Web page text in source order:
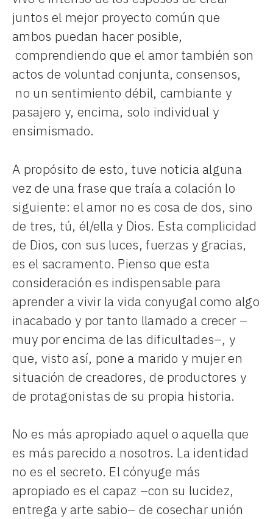
juntos el mejor proyecto común que
ambos puedan hacer posible,
comprendiendo que el amor también son
actos de voluntad conjunta, consensos,
no un sentimiento débil, cambiante y
pasajero y, encima, solo individual y
ensimismado.
A propósito de esto, tuve noticia alguna
vez de una frase que traía a colación lo
siguiente: el amor no es cosa de dos, sino
de tres, tú, él/ella y Dios. Esta complicidad
de Dios, con sus luces, fuerzas y gracias,
es el sacramento. Pienso que esta
consideración es indispensable para
aprender a vivir la vida conyugal como algo
inacabado y por tanto llamado a crecer –
muy por encima de las dificultades–, y
que, visto así, pone a marido y mujer en
situación de creadores, de productores y
de protagonistas de su propia historia.
No es más apropiado aquel o aquella que
es más parecido a nosotros. La identidad
no es el secreto. El cónyuge más
apropiado es el capaz –con su lucidez,
entrega y arte sabio– de cosechar unión